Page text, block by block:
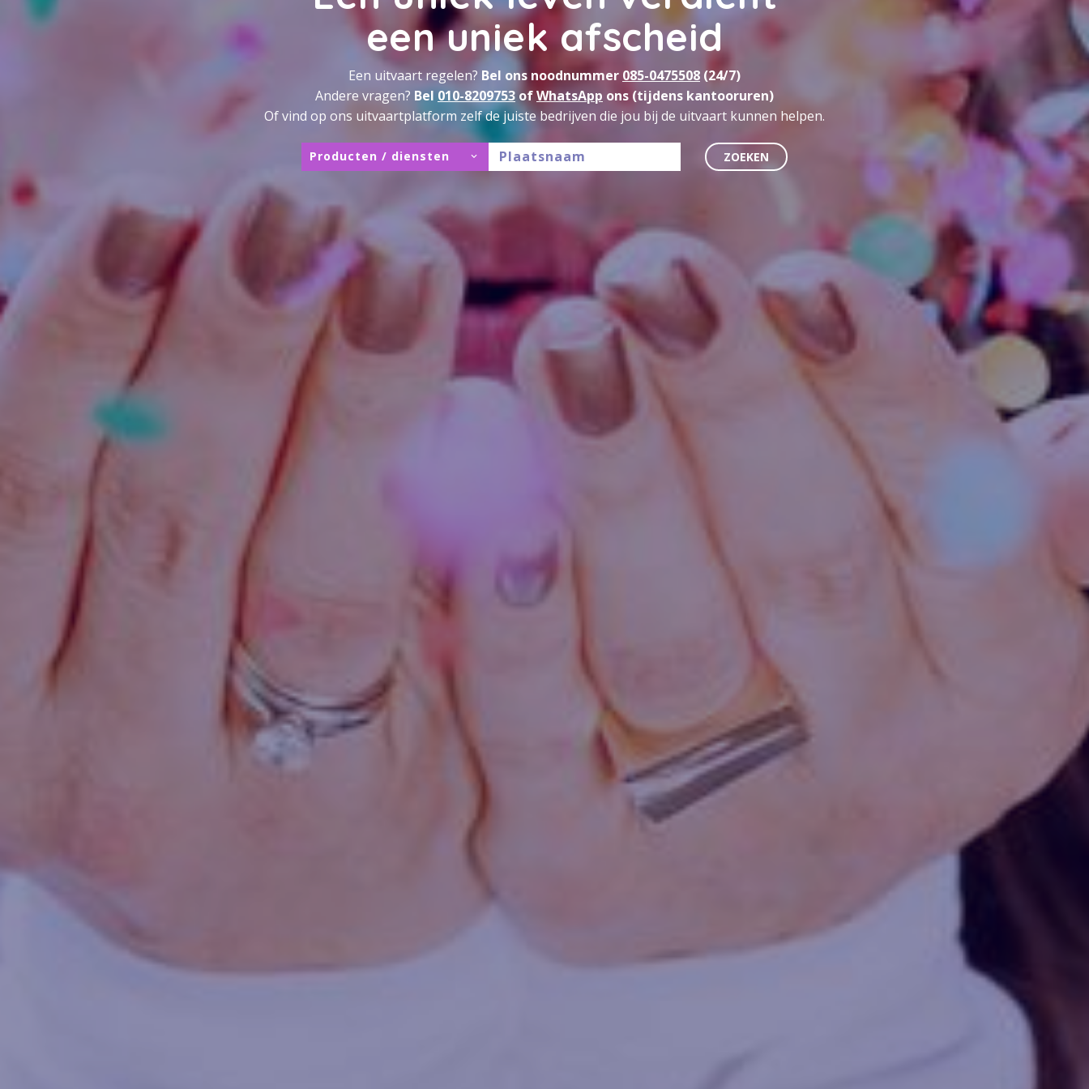
een uniek afscheid
Een uitvaart regelen? Bel ons noodnummer 085-0475508 (24/7)
Andere vragen? Bel010-8209753 ofWhatsApp ons (tijdens kantooruren)
Of vind op ons uitvaartplatform zelf de juiste bedrijven die jou bij de uitvaart kunnen helpen.
Producten / diensten ZOEKEN